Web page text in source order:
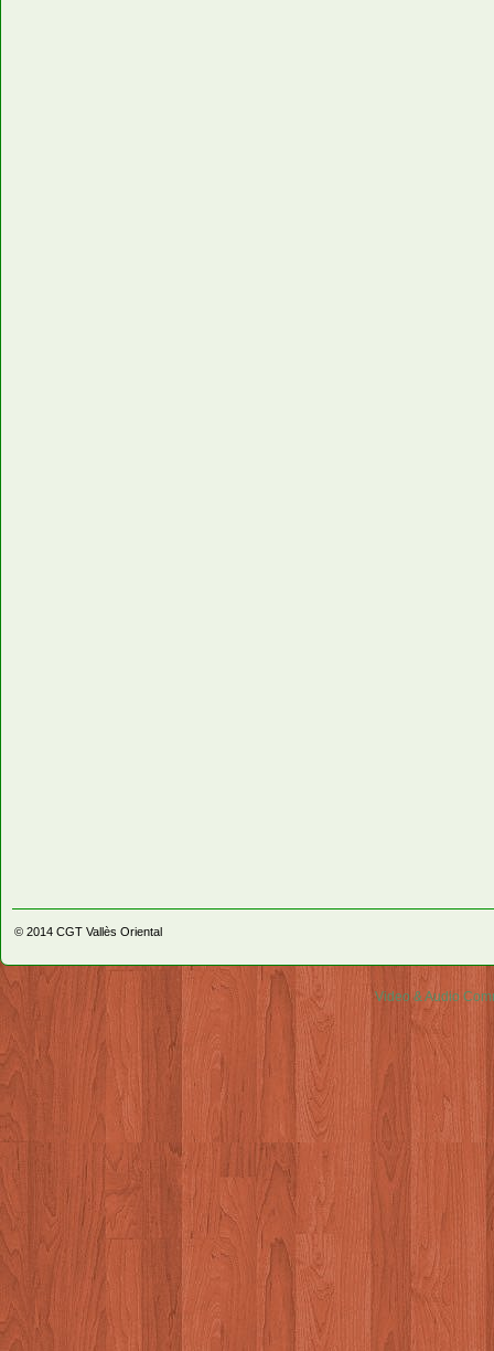
© 2014 CGT Vallès Oriental
Video & Audio